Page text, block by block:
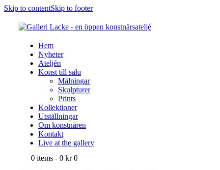
Skip to contentSkip to footer
Hem
Nyheter
Ateljén
Konst till salu
Målningar
Skulpturer
Prints
Kollektioner
Utställningar
Om konstnären
Kontakt
Live at the gallery
0 items - 0 kr 0